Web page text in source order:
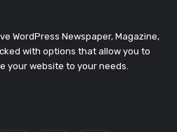
WordPress Newspaper, Magazine,
with options that allow you to
your website to your needs.